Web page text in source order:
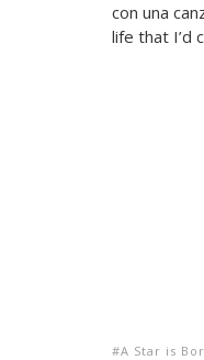
con una
life that I’d
A Star is